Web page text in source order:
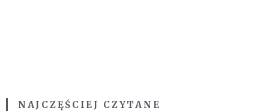
NAJCZĘŚCIEJ CZYTANE